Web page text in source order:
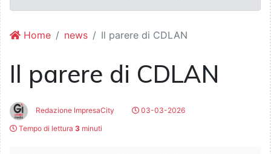
Home news Il parere di CDLAN
Il parere di CDLAN
Redazione ImpresaCity
03-03-2026
Tempo di lettura 3 minuti